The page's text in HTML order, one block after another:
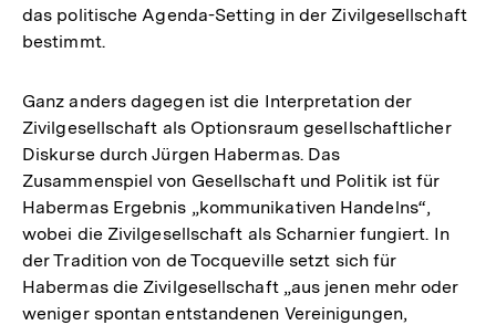
das politische Agenda-Setting in der Zivilgesellschaft
bestimmt.
Ganz anders dagegen ist die Interpretation der
Zivilgesellschaft als Optionsraum gesellschaftlicher
Diskurse durch Jürgen Habermas. Das
Zusammenspiel von Gesellschaft und Politik ist für
Habermas Ergebnis „kommunikativen Handelns“,
wobei die Zivilgesellschaft als Scharnier fungiert. In
der Tradition von de Tocqueville setzt sich für
Habermas die Zivilgesellschaft „aus jenen mehr oder
weniger spontan entstandenen Vereinigungen,